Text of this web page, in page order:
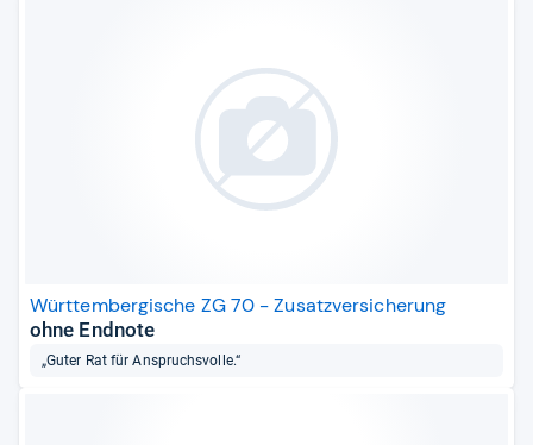
Württembergische ZG 70 - Zusatzversicherung
ohne Endnote
„Guter Rat für Anspruchsvolle.“